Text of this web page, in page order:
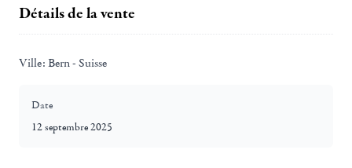
Détails de la vente
Ville: Bern - Suisse
Date
12 septembre 2025